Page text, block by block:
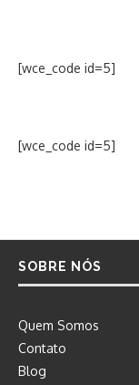
[wce_code id=5]
[wce_code id=5]
SOBRE NÓS
Quem Somos
Contato
Blog